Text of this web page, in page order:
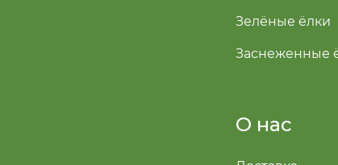
О нас
Зелёные ёлки
Заснеженные